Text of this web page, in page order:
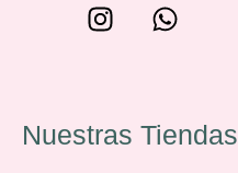
e
p
I
a
g
W
s
a
Nuestras Tiendas